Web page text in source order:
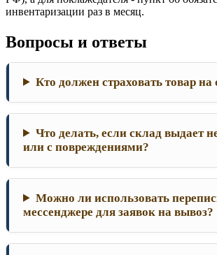
инвентаризации раз в месяц.
Вопросы и ответы
Кто должен страховать товар на
Что делать, если склад выдает
или с повреждениями?
Можно ли использовать
мессенджере для заявок на вывоз?